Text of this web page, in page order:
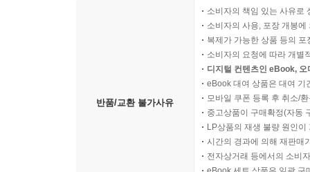
반품/교환 불가사유
소비자의 책임 있는 사유로
소비자의 사용, 포장 개봉
복제가 가능한 상품 등의
소비자의 요청에 따라 개별
디지털 컨텐츠인 eBook,
eBook 대여 상품은 대여 기
모바일 쿠폰 등록 후 취소/
중고상품이 구매확정(자동
LP상품의 재생 불량 원인
시간의 경과에 의해 재판매
전자상거래 등에서의 소비